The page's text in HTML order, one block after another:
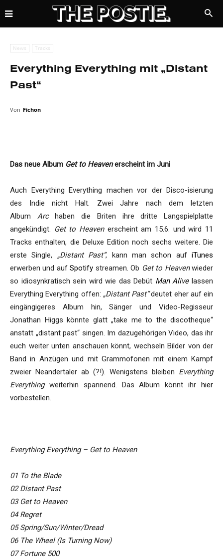
News Tracks
Everything Everything mit „Distant
Past“
Von Fichon
Das neue Album Get to Heavenerscheint im Juni
Auch Everything Everything machen vor der Disco-isierung
des Indie nicht Halt. Zwei Jahre nach dem letzten
Album Archaben die Briten ihre dritte Langspielplatte
angekündigt. Get to Heaven erscheint am 15.6. und wird 11
Tracks enthalten, die Deluxe Edition noch sechs weitere. Die
erste Single, „Distant Past“, kann man schon auf iTunes
erwerben und aufSpotify streamen. Ob Get to Heavenwieder
so idiosynkratisch sein wird wie das Debüt Man Alive lassen
Everything Everything offen: „Distant Past“deutet eher auf ein
eingängigeres Album hin, Sänger und Video-Regisseur
Jonathan Higgs könnte glatt „take me to the discotheque“
anstatt „distant past“ singen. Im dazugehörigen Video, das ihr
euch weiter unten anschauen könnt, wechseln Bilder von der
Band in Anzügen und mit Grammofonen mit einem Kampf
zweier Neandertaler ab (?!). Wenigstens bleiben Everything
Everything weiterhin spannend. Das Album könnt ihrhier
vorbestellen.
Everything Everything – Get to Heaven
01 To the Blade
02 Distant Past
03 Get to Heaven
04 Regret
05 Spring/Sun/Winter/Dread
06 The Wheel (Is Turning Now)
07 Fortune 500